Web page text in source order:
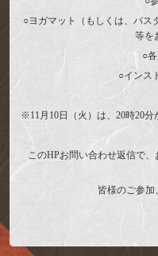
○ヨガマット（もしくは、バス
等を
○
○インス
※11月10日（火）は、20時20分
このHPお問い合わせ返信で
皆様のご参加